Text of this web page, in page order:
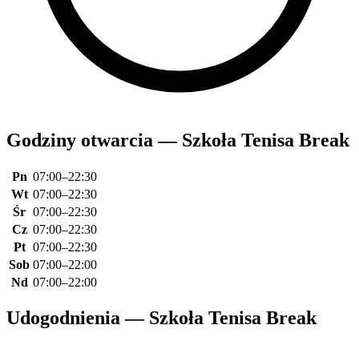
Godziny otwarcia — Szkoła Tenisa Break
Pn 07:00–22:30
Wt 07:00–22:30
Śr 07:00–22:30
Cz 07:00–22:30
Pt 07:00–22:30
Sob 07:00–22:00
Nd 07:00–22:00
Udogodnienia — Szkoła Tenisa Break